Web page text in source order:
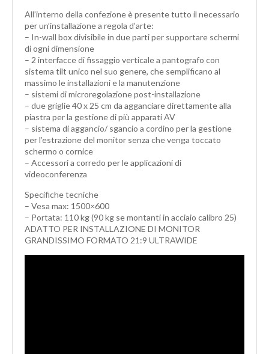
All’interno della confezione è presente tutto il necessario
per un’installazione a regola d’arte:
– In-wall box divisibile in due parti per supportare schermi
di ogni dimensione
– 2 interfacce di fissaggio verticale a pantografo con
sistema tilt unico nel suo genere, che semplificano al
massimo le installazioni e la manutenzione
– sistemi di microregolazione post-installazione
– due griglie 40 x 25 cm da agganciare direttamente alla
piastra per la gestione di più apparati AV
– sistema di aggancio/ sgancio a cordino per la gestione
per l’estrazione del monitor senza che venga toccato
schermo o cornice
– Accessori a corredo per le applicazioni di
videoconferenza
Specifiche tecniche
– Vesa max: 1500×600
– Portata: 110 kg (90 kg se montanti in acciaio calibro 25)
ADATTO PER INSTALLAZIONE DI MONITOR
GRANDISSIMO FORMATO 21:9 ULTRAWIDE